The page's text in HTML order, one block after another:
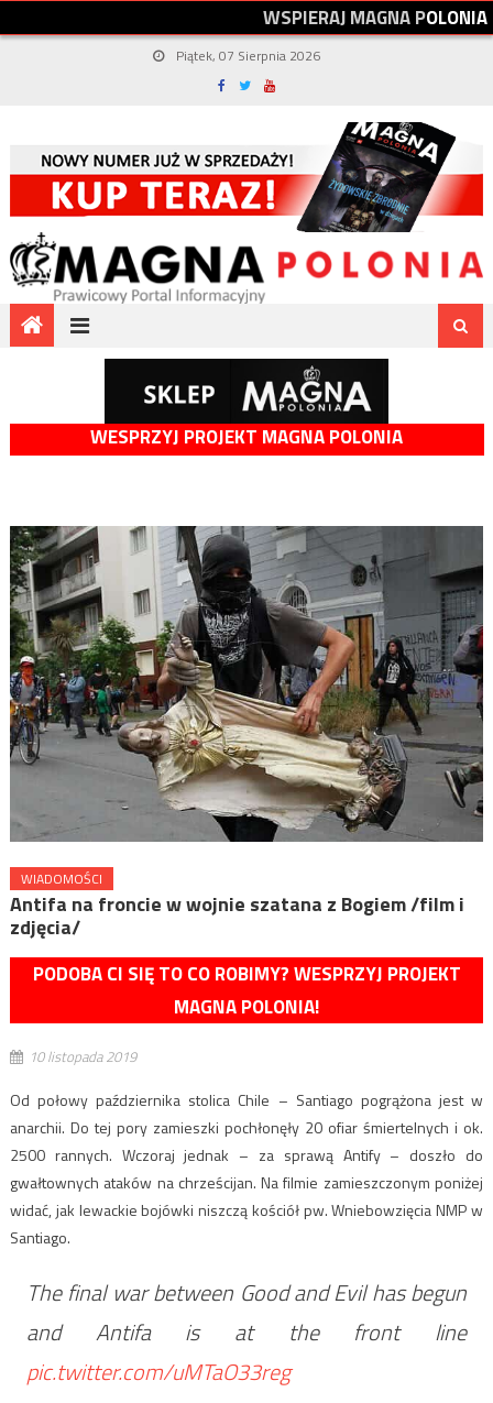
WSPIERAJMAGNAPOLONIA
Piątek, 07 Sierpnia 2026
WESPRZYJ PROJEKT MAGNA POLONIA
WIADOMOŚCI
Antifa na froncie w wojnie szatana z Bogiem /film i
zdjęcia/
PODOBA CI SIĘ TO CO ROBIMY? WESPRZYJ PROJEKT
MAGNA POLONIA!
10 listopada 2019
Od połowy października stolica Chile – Santiago pogrążona jest w
anarchii. Do tej pory zamieszki pochłonęły 20 ofiar śmiertelnych i ok.
2500 rannych. Wczoraj jednak – za sprawą Antify – doszło do
gwałtownych ataków na chrześcijan. Na filmie zamieszczonym poniżej
widać, jak lewackie bojówki niszczą kościół pw. Wniebowzięcia NMP w
Santiago.
The final war between Good and Evil has begun
and Antifa is at the front line
pic.twitter.com/uMTaO33reg